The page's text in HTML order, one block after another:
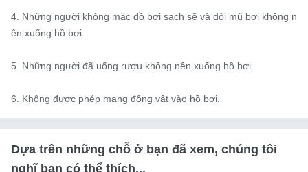
4. Những người không mặc đồ bơi sạch sẽ và đội mũ bơi không n
ên xuống hồ bơi.
5. Những người đã uống rượu không nên xuống hồ bơi.
6. Không được phép mang động vật vào hồ bơi.
Dựa trên những chỗ ở bạn đã xem, chúng tôi
nghĩ bạn có thể thích...